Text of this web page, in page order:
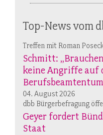
Top-News vom
Treffen mit Roman
Schmitt:
keine Angriffe auf
04. August 2026
dbb Bürgerbefragung
Geyer fordert
Staat